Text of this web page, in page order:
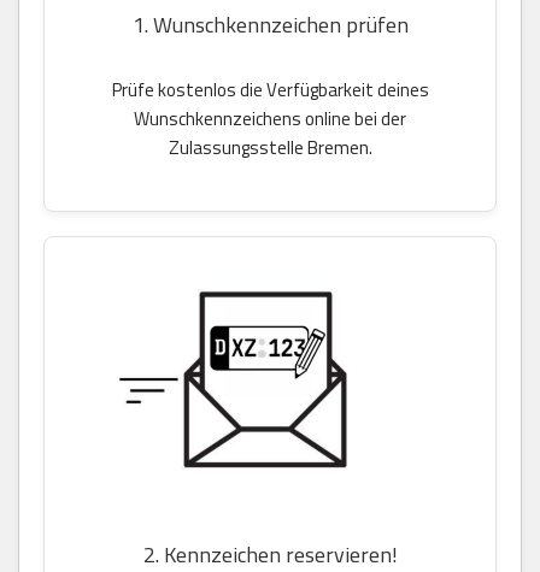
1. Wunschkennzeichen prüfen
Prüfe kostenlos die Verfügbarkeit deines
Wunschkennzeichens online bei der
Zulassungsstelle Bremen.
2. Kennzeichen reservieren!